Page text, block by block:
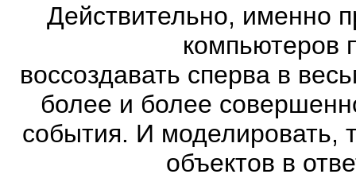
Действительно, именно
компьютеров
воссоздавать сперва в
более и более
события. И моделировать,
объектов в